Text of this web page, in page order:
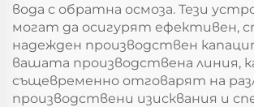
вода с обратна осмоза. Тези
могат да осигурят ефективен,
надежден производствен
вашата производствена линия,
същевременно отговарят на
производствени изисквания и